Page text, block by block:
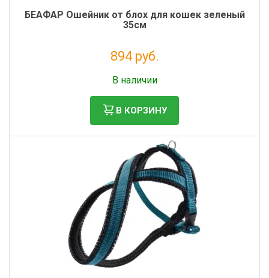
БЕАФАР Ошейник от блох для кошек зеленый
35см
894 руб.
В наличии
В КОРЗИНУ